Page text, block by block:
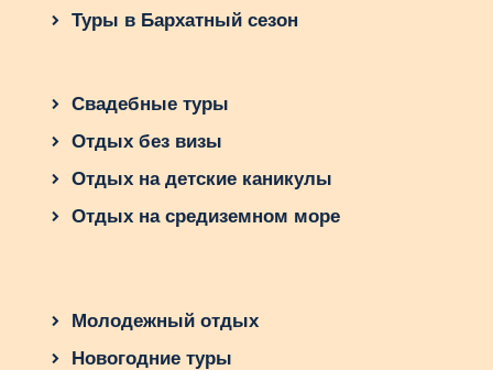
Туры в Бархатный сезон
Свадебные туры
Отдых без визы
Отдых на детские каникулы
Отдых на средиземном море
Молодежный отдых
Новогодние туры